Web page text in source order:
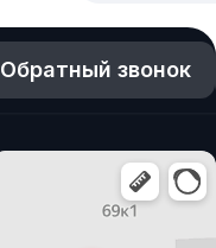
Обратный звонок